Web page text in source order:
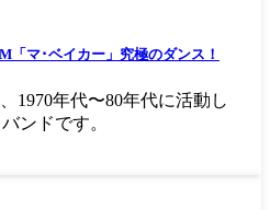
「マ･ベイカー」究極のダンス！
1970年代〜80年代に活動し
ンドです。